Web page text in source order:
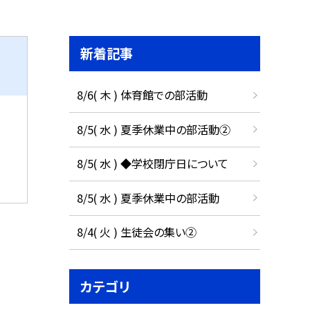
新着記事
8/6( 木 ) 体育館での部活動
8/5( 水 ) 夏季休業中の部活動②
8/5( 水 ) ◆学校閉庁日について
8/5( 水 ) 夏季休業中の部活動
8/4( 火 ) 生徒会の集い②
カテゴリ